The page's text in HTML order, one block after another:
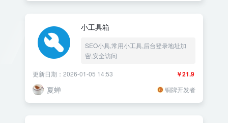
小工具箱
SEO小具,常用小工具,后台登录地址加
密,安全访问
￥21.9
更新日期：2026-01-05 14:53
夏蝉 铜牌开发者